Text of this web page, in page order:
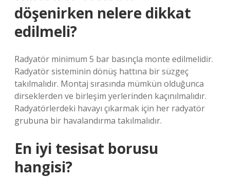
döşenirken nelere dikkat
edilmeli?
Radyatör minimum 5 bar basınçla monte edilmelidir.
Radyatör sisteminin dönüş hattına bir süzgeç
takılmalıdır. Montaj sırasında mümkün olduğunca
dirseklerden ve birleşim yerlerinden kaçınılmalıdır.
Radyatörlerdeki havayı çıkarmak için her radyatör
grubuna bir havalandırma takılmalıdır.
En iyi tesisat borusu
hangisi?